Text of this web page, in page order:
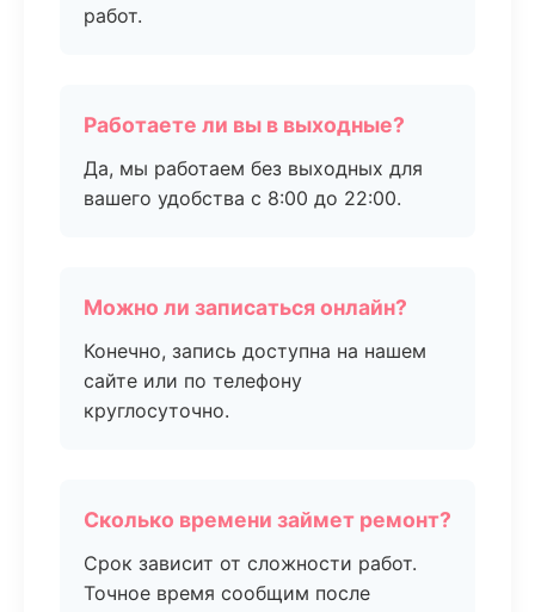
работ.
Работаете ли вы в выходные?
Да, мы работаем без выходных для
вашего удобства с 8:00 до 22:00.
Можно ли записаться онлайн?
Конечно, запись доступна на нашем
сайте или по телефону
круглосуточно.
Сколько времени займет ремонт?
Срок зависит от сложности работ.
Точное время сообщим после